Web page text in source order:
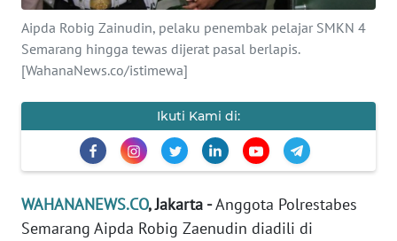
Aipda Robig Zainudin, pelaku penembak pelajar SMKN 4
Semarang hingga tewas dijerat pasal berlapis.
[WahanaNews.co/istimewa]
Ikuti Kami di:
WAHANANEWS.CO, Jakarta -Anggota Polrestabes
Semarang Aipda Robig Zaenudin diadili di
SERBA-SERBI
PENDIDIKAN
EDITORIAL